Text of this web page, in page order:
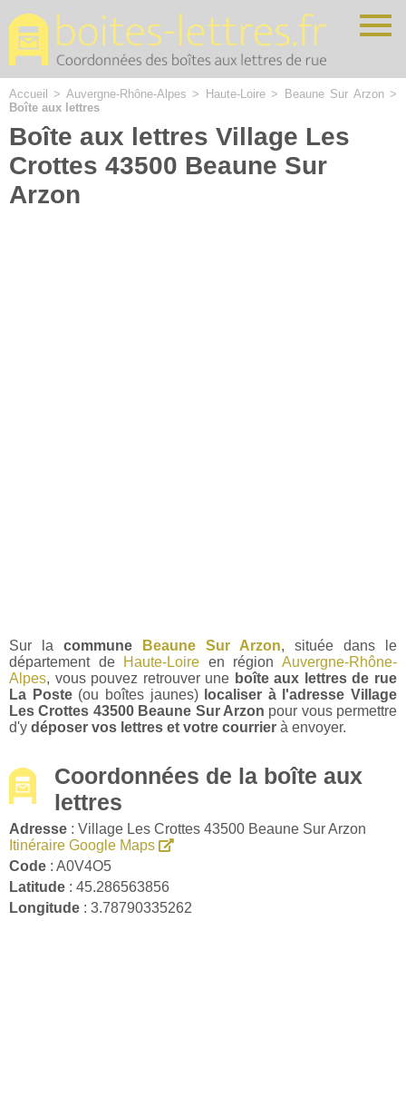
Accueil > Auvergne-Rhône-Alpes > Haute-Loire> Beaune Sur Arzon>
Boîte aux lettres
Boîte aux lettres Village Les
Crottes 43500 Beaune Sur
Arzon
Sur la commune Beaune Sur Arzon, située dans le
département de
Haute-Loire en régionAuvergne-Rhône-
Alpes, vous pouvez retrouver une boîte aux lettres de rue
La Poste(ou boîtes jaunes) localiser à l'adresse Village
Les Crottes 43500 Beaune Sur Arzon pour vous permettre
d'y déposer vos lettres et votre courrier à envoyer.
Coordonnées de la boîte aux
lettres
Adresse : Village Les Crottes 43500 Beaune Sur Arzon
Itinéraire Google Maps
Code : A0V4O5
Latitude : 45.286563856
Longitude : 3.78790335262